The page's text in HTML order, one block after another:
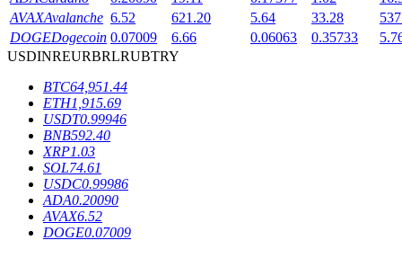
AVAXAvalanche 6.52 621.20 5.64 33.28
DOGEDogecoin 0.07009 6.66 0.06063 0.35733
USDINREURBRLRUBTRY
BTC64,951.44
ETH1,915.69
USDT0.99946
BNB592.40
XRP1.03
SOL74.61
USDC0.99986
ADA0.20090
AVAX6.52
DOGE0.07009